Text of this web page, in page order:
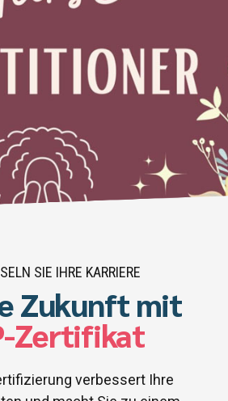
SIE IHRE KARRIERE
Zukunft mit
Zertifikat
verbessert Ihre